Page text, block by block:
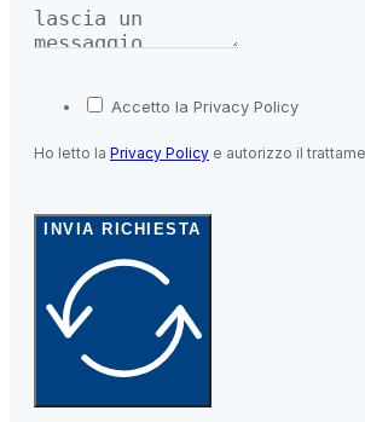
Accetto la Privacy Policy
Ho letto la Privacy Policy e autorizzo il
INVIA RICHIESTA